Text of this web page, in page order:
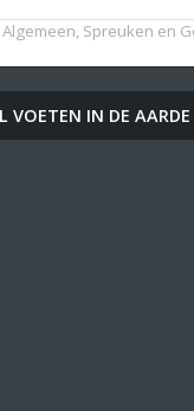
Algemeen, Spreuken en
VOETEN IN DE AARDE